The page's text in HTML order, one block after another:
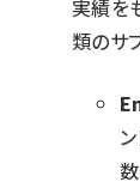
実績を
類のサ
数